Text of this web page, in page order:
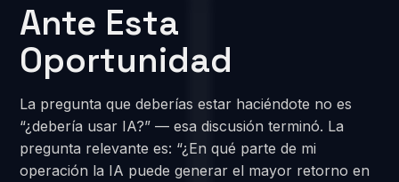
Ante Esta
Oportunidad
La pregunta que deberías estar haciéndote no es
“¿debería usar IA?” — esa discusión terminó. La
pregunta relevante es: “¿En qué parte de mi
operación la IA puede generar el mayor retorno en